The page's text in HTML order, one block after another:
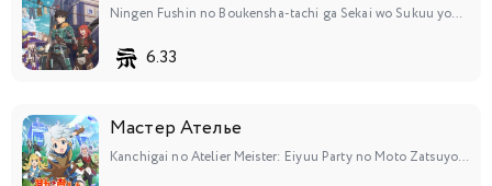
Ningen Fushin no Boukensha-tachi ga Sekai wo Sukuu you desu
6.33
Мастер Ателье
Kanchigai no Atelier Meister: Eiyuu Party no Moto Zatsuyougakari ga, Jitsu wa Sentou Igai ga SSS Rank Datta to Iu Yoku Aru Hanashi